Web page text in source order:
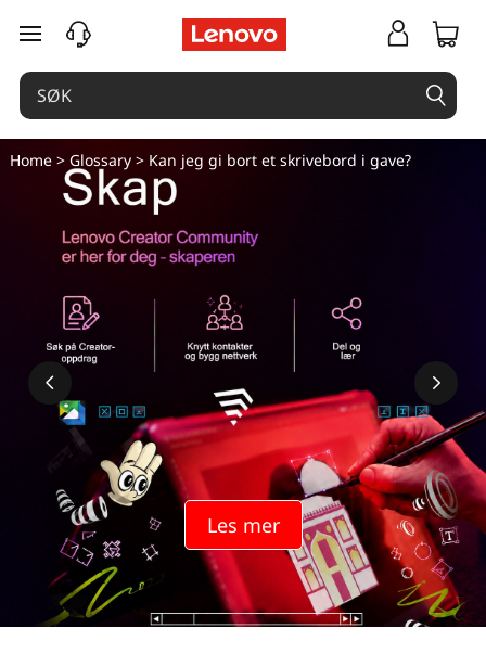
K
a
n
n
gå til hovedinnhold
Les mer
Home> Glossary> Kan jeg gi bort et skrivebord i gave?